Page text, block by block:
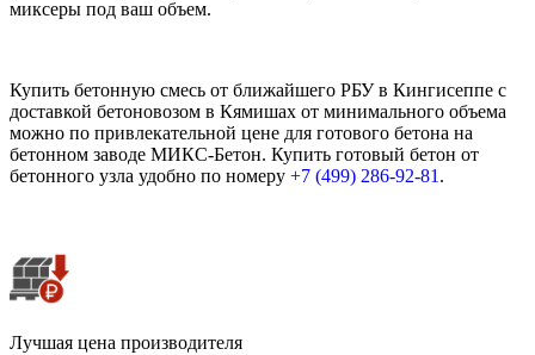
миксеры под ваш объем.
Купить бетонную смесь от ближайшего РБУ в Кингисеппе с
доставкой бетоновозом в Кямишах от минимального объема
можно по привлекательной цене для готового бетона на
бетонном заводе МИКС-Бетон. Купить готовый бетон от
бетонного узла удобно по номеру +7 (499) 286-92-81 .
Лучшая цена производителя